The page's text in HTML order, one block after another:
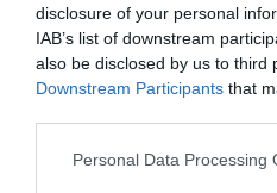
disclosure of your personal
IAB’s list of downstream
also be disclosed by us to third
Downstream Participants that
Personal Data Processing
της, η ζωή της, ακόμα
πολλές από τις ηρωίδες
δημιούργησε επί
από αγάπη. Πέθανε από
καρδιά».